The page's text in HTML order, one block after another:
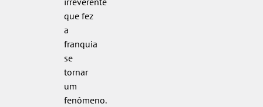
que fez
a
franquia
se
tornar
um
fenômeno.